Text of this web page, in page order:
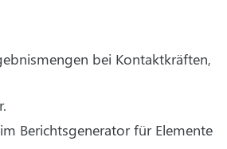
bei Kontaktkräften,
Berichtsgenerator für Elemente